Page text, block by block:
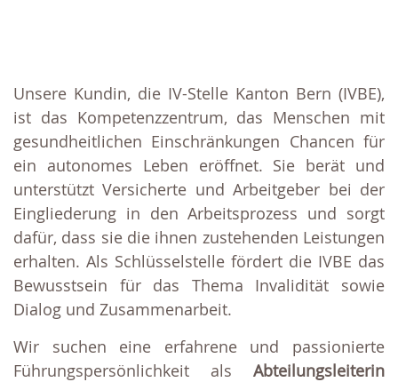
Unsere Kundin, die IV-Stelle Kanton Bern (IVBE),
ist das Kompetenzzentrum, das Menschen mit
gesundheitlichen Einschränkungen Chancen für
ein autonomes Leben eröffnet. Sie berät und
unterstützt Versicherte und Arbeitgeber bei der
Eingliederung in den Arbeitsprozess und sorgt
dafür, dass sie die ihnen zustehenden Leistungen
erhalten. Als Schlüsselstelle fördert die IVBE das
Bewusstsein für das Thema Invalidität sowie
Dialog und Zusammenarbeit.
Wir suchen eine erfahrene und passionierte
Führungspersönlichkeit als Abteilungsleiterin